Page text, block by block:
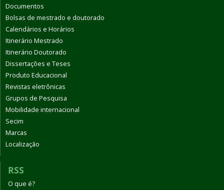
Documentos
Bolsas de mestrado e doutorado
Calendários e Horários
Itinerário Mestrado
Itinerário Doutorado
Dissertações e Teses
Produto Educacional
Revistas eletrônicas
Grupos de Pesquisa
Mobilidade internacional
Secim
Marcas
Localização
RSS
O que é?